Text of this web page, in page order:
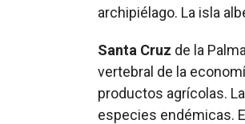
archipiélago. La isla
Santa Cruz de la
vertebral de la
productos agrícolas.
especies endémicas.